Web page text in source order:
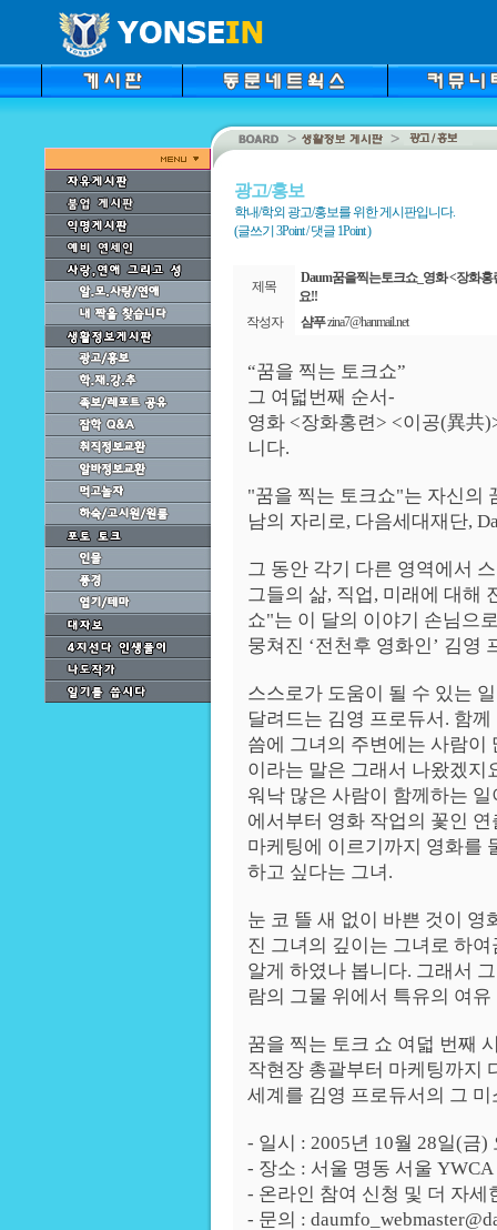
광고/홍보
학내/학외 광고/홍보를 위한 게시판입니다.
(글쓰기 3Point / 댓글 1Point )
제목
Daum꿈을찍는토크쇼_영화 <장화
요!!
작성자
샴푸zina7@hanmail.net
“꿈을 찍는 토크쇼”
그 여덟번째 순서-
영화 <장화홍련> <이공(異共
니다.
"꿈을 찍는 토크쇼"는 자신의
남의 자리로, 다음세대재단,
그 동안 각기 다른 영역에서
그들의 삶, 직업, 미래에 대해
쇼"는 이 달의 이야기 손님으
뭉쳐진 ‘전천후 영화인’ 김영
스스로가 도움이 될 수 있는
달려드는 김영 프로듀서. 함
씀에 그녀의 주변에는 사람이
이라는 말은 그래서 나왔겠지
워낙 많은 사람이 함께하는
에서부터 영화 작업의 꽃인
마케팅에 이르기까지 영화를
하고 싶다는 그녀.
눈 코 뜰 새 없이 바쁜 것이
진 그녀의 깊이는 그녀로 하
알게 하였나 봅니다. 그래서
람의 그물 위에서 특유의 여
꿈을 찍는 토크 쇼 여덟 번째
작현장 총괄부터 마케팅까지
세계를 김영 프로듀서의 그
- 일시 : 2005년 10월 28일(금)
- 장소 : 서울 명동 서울
- 온라인 참여 신청 및 더 자세
- 문의 :